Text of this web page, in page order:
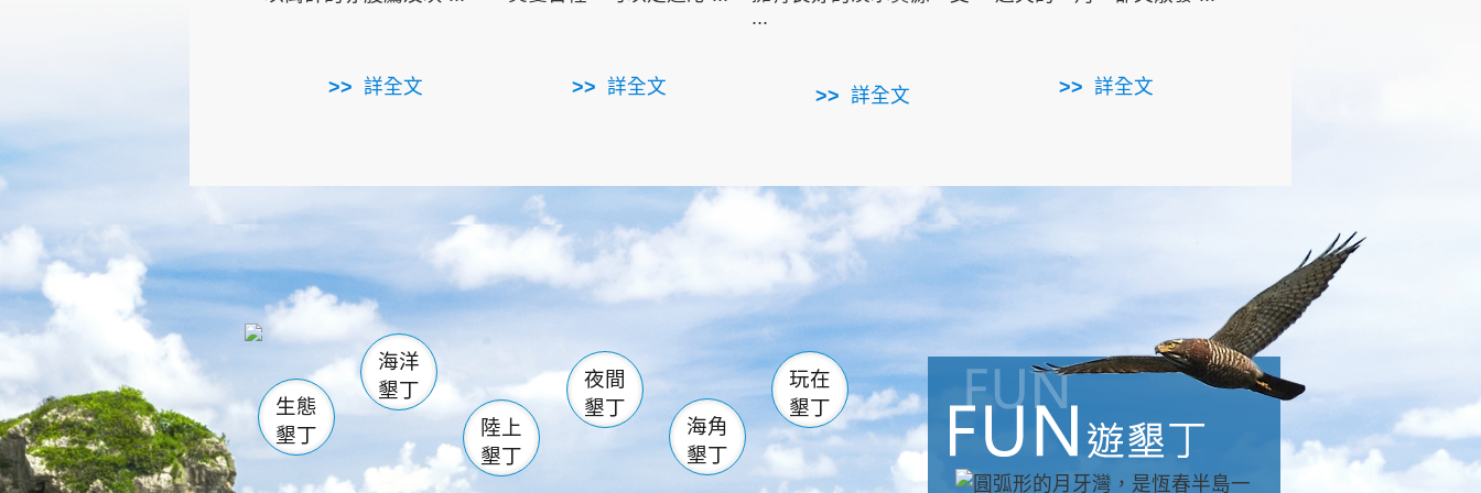
詳全文 詳全文
...
詳全文 詳全文
南仁湖
龜山 海生館 滿州
恆春 佳樂水
龍鑾潭自然中心 森林遊樂區
瓊麻館
關山 墾管處遊客中心
社頂公園 風吹沙
船帆石
白砂 龍磐公園
香蕉灣 龍坑
鵝鑾鼻
生態
墾丁
海洋
墾丁
陸上
墾丁
夜間
墾丁
海角
墾丁
玩在
墾丁